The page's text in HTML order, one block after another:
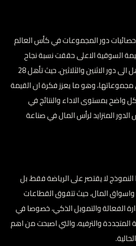
دور المجموعات في كأس العالم
القيمة السوقية الاعلى حققت نسبة نجاح
بلغت 87 في المئة في التأهل الى دور الاثنين والثلاثين، حيث تأهل 28
وهو ما يعزز فكرة ان القيمة
واضح بمستوى الاداء والنتائج في
المتزايد لرأس المال في صناعة
لا يقتصر على الرياضة فقط، بل
واسواق المال، حيث تتفوق القطاعات
الفعالة والتمويل الذكي، خصوصا في
المتجددة والترفيه، والتي اصبحت من اهم